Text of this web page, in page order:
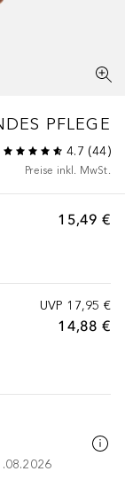
PFLEGE
4.7 (44)
Preise inkl. MwSt.
15,49 €
UVP 17,95 €
14,88 €